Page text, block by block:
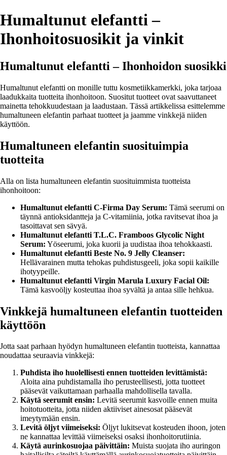
Humaltunut elefantti –
Ihonhoitosuosikit ja vinkit
Humaltunut elefantti – Ihonhoidon suosikki
Humaltunut elefantti on monille tuttu kosmetiikkamerkki, joka tarjoaa
laadukkaita tuotteita ihonhoitoon. Suositut tuotteet ovat saavuttaneet
mainetta tehokkuudestaan ja laadustaan. Tässä artikkelissa esittelemme
humaltuneen elefantin parhaat tuotteet ja jaamme vinkkejä niiden
käyttöön.
Humaltuneen elefantin suosituimpia
tuotteita
Alla on lista humaltuneen elefantin suosituimmista tuotteista
ihonhoitoon:
Humaltunut elefantti C-Firma Day Serum: Tämä seerumi on
täynnä antioksidantteja ja C-vitamiinia, jotka ravitsevat ihoa ja
tasoittavat sen sävyä.
Humaltunut elefantti T.L.C. Framboos Glycolic Night
Serum: Yöseerumi, joka kuorii ja uudistaa ihoa tehokkaasti.
Humaltunut elefantti Beste No. 9 Jelly Cleanser:
Hellävarainen mutta tehokas puhdistusgeeli, joka sopii kaikille
ihotyypeille.
Humaltunut elefantti Virgin Marula Luxury Facial Oil:
Tämä kasvoöljy kosteuttaa ihoa syvältä ja antaa sille hehkua.
Vinkkejä humaltuneen elefantin tuotteiden
käyttöön
Jotta saat parhaan hyödyn humaltuneen elefantin tuotteista, kannattaa
noudattaa seuraavia vinkkejä:
Puhdista iho huolellisesti ennen tuotteiden levittämistä:
Aloita aina puhdistamalla iho perusteellisesti, jotta tuotteet
pääsevät vaikuttamaan parhaalla mahdollisella tavalla.
Käytä seerumit ensin: Levitä seerumit kasvoille ennen muita
hoitotuotteita, jotta niiden aktiiviset ainesosat pääsevät
imeytymään ensin.
Levitä öljyt viimeiseksi: Öljyt lukitsevat kosteuden ihoon, joten
ne kannattaa levittää viimeiseksi osaksi ihonhoitorutiinia.
Käytä aurinkosuojaa päivittäin: Muista suojata iho auringon